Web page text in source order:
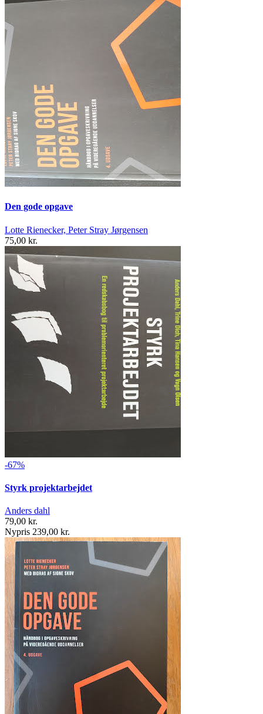
Den gode opgave
Lotte Rienecker, Peter Stray Jørgensen
75,00 kr.
-67%
Styrk projektarbejdet
Anders dahl
79,00 kr.
Nypris 239,00 kr.